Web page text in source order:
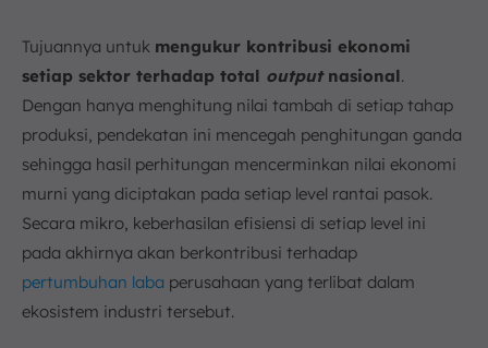
Tujuannya untuk mengukur kontribusi ekonomi
setiap sektor terhadap total outputnasional.
Dengan hanya menghitung nilai tambah di setiap tahap
produksi, pendekatan ini mencegah penghitungan ganda
sehingga hasil perhitungan mencerminkan nilai ekonomi
murni yang diciptakan pada setiap level rantai pasok.
Secara mikro, keberhasilan efisiensi di setiap level ini
pada akhirnya akan berkontribusi terhadap
pertumbuhan laba perusahaan yang terlibat dalam
ekosistem industri tersebut.